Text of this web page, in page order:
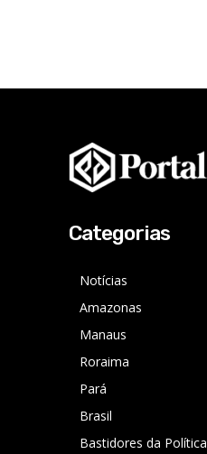
Categorias
Notícias
Amazonas
Manaus
Roraima
Pará
Brasil
Bastidores da Política